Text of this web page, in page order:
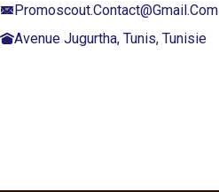
Promoscout.contact@gmail.com
Avenue Jugurtha, Tunis, Tunisie